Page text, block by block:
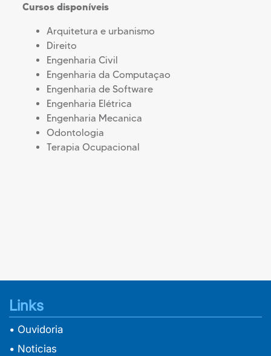
Cursos disponíveis
Arquitetura e urbanismo
Direito
Engenharia Civil
Engenharia da Computaçao
Engenharia de Software
Engenharia Elétrica
Engenharia Mecanica
Odontologia
Terapia Ocupacional
Links
• Ouvidoria
• Noticias